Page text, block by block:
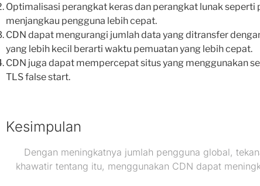
Optimalisasi perangkat keras dan perangkat lunak
menjangkau pengguna lebih cepat.
CDN dapat mengurangi jumlah data yang ditransfer
yang lebih kecil berarti waktu pemuatan yang lebih cepat.
CDN juga dapat mempercepat situs yang menggunakan
TLS false start.
Kesimpulan
Dengan meningkatnya jumlah pengguna global,
khawatir tentang itu, menggunakan CDN dapat